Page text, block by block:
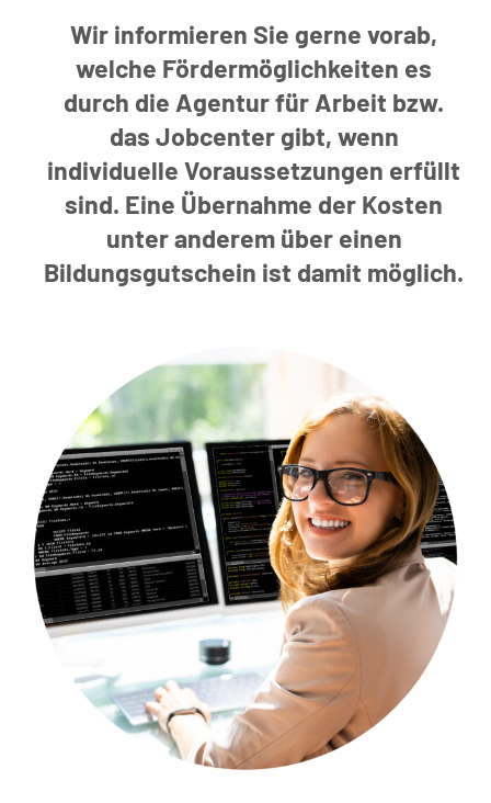
Wir informieren Sie gerne vorab,
welche Fördermöglichkeiten es
durch die Agentur für Arbeit bzw.
das Jobcenter gibt, wenn
individuelle Voraussetzungen erfüllt
sind. Eine Übernahme der Kosten
unter anderem über einen
Bildungsgutschein ist damit möglich.